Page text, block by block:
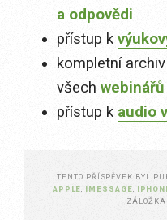
a odpovědi
přístup k
kompletní
všech webinářů
přístup k audio
TENTO PŘÍSPĚVEK BYL
APPLE
IMESSAGE
ZÁLOŽKA